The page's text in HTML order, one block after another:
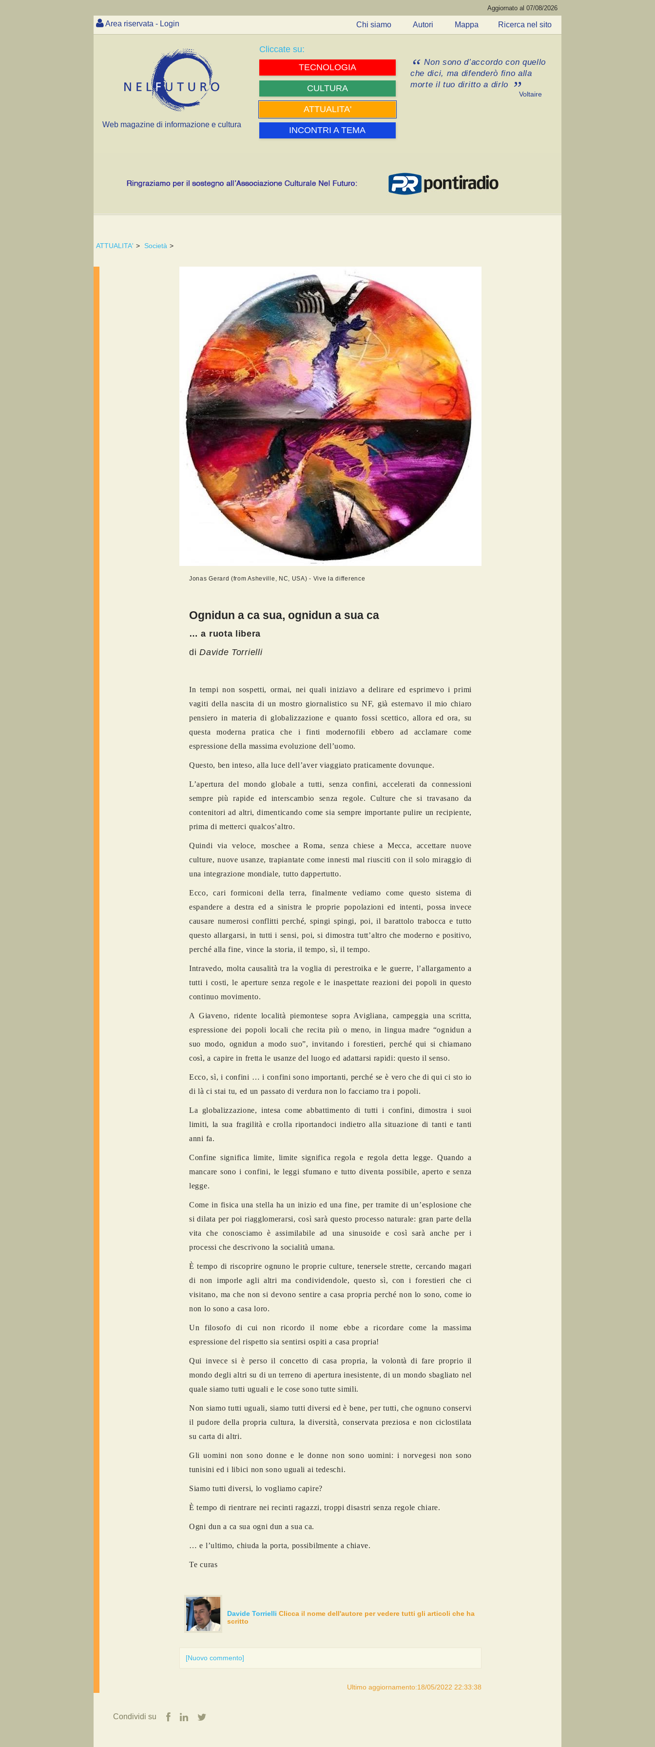
Aggiornato al 07/08/2026
Area riservata - Login Chi siamo Autori Mappa Ricerca nel sito
Web magazine di informazione e cultura
Cliccate su:
TECNOLOGIA
CULTURA
ATTUALITA'
INCONTRI A TEMA
Non sono d’accordo con quello
che dici, ma difenderò fino alla
morte il tuo diritto a dirlo
Voltaire
ATTUALITA' > Società >
Jonas Gerard (from Asheville, NC, USA) - Vive la difference
Ognidun a ca sua, ognidun a sua ca
… a ruota libera
diDavide Torrielli
In tempi non sospetti, ormai, nei quali iniziavo a delirare ed esprimevo i primi
vagiti della nascita di un mostro giornalistico su NF, già esternavo il mio chiaro
pensiero in materia di globalizzazione e quanto fossi scettico, allora ed ora, su
questa moderna pratica che i finti modernofili ebbero ad acclamare come
espressione della massima evoluzione dell’uomo.
Questo, ben inteso, alla luce dell’aver viaggiato praticamente dovunque.
L’apertura del mondo globale a tutti, senza confini, accelerati da connessioni
sempre più rapide ed interscambio senza regole. Culture che si travasano da
contenitori ad altri, dimenticando come sia sempre importante pulire un recipiente,
prima di metterci qualcos’altro.
Quindi via veloce, moschee a Roma, senza chiese a Mecca, accettare nuove
culture, nuove usanze, trapiantate come innesti mal riusciti con il solo miraggio di
una integrazione mondiale, tutto dappertutto.
Ecco, cari formiconi della terra, finalmente vediamo come questo sistema di
espandere a destra ed a sinistra le proprie popolazioni ed intenti, possa invece
causare numerosi conflitti perché, spingi spingi, poi, il barattolo trabocca e tutto
questo allargarsi, in tutti i sensi, poi, si dimostra tutt’altro che moderno e positivo,
perché alla fine, vince la storia, il tempo, sì, il tempo.
Intravedo, molta causalità tra la voglia di perestroika e le guerre, l’allargamento a
tutti i costi, le aperture senza regole e le inaspettate reazioni dei popoli in questo
continuo movimento.
A Giaveno, ridente località piemontese sopra Avigliana, campeggia una scritta,
espressione dei popoli locali che recita più o meno, in lingua madre “ognidun a
suo modo, ognidun a modo suo”, invitando i forestieri, perché qui si chiamano
così, a capire in fretta le usanze del luogo ed adattarsi rapidi: questo il senso.
Ecco, sì, i confini … i confini sono importanti, perché se è vero che di qui ci sto io
di là ci stai tu, ed un passato di verdura non lo facciamo tra i popoli.
La globalizzazione, intesa come abbattimento di tutti i confini, dimostra i suoi
limiti, la sua fragilità e crolla riportandoci indietro alla situazione di tanti e tanti
anni fa.
Confine significa limite, limite significa regola e regola detta legge. Quando a
mancare sono i confini, le leggi sfumano e tutto diventa possibile, aperto e senza
legge.
Come in fisica una stella ha un inizio ed una fine, per tramite di un’esplosione che
si dilata per poi riagglomerarsi, così sarà questo processo naturale: gran parte della
vita che conosciamo è assimilabile ad una sinusoide e così sarà anche per i
processi che descrivono la socialità umana.
È tempo di riscoprire ognuno le proprie culture, tenersele strette, cercando magari
di non imporle agli altri ma condividendole, questo sì, con i forestieri che ci
visitano, ma che non si devono sentire a casa propria perché non lo sono, come io
non lo sono a casa loro.
Un filosofo di cui non ricordo il nome ebbe a ricordare come la massima
espressione del rispetto sia sentirsi ospiti a casa propria!
Qui invece si è perso il concetto di casa propria, la volontà di fare proprio il
mondo degli altri su di un terreno di apertura inesistente, di un mondo sbagliato nel
quale siamo tutti uguali e le cose sono tutte simili.
Non siamo tutti uguali, siamo tutti diversi ed è bene, per tutti, che ognuno conservi
il pudore della propria cultura, la diversità, conservata preziosa e non ciclostilata
su carta di altri.
Gli uomini non sono donne e le donne non sono uomini: i norvegesi non sono
tunisini ed i libici non sono uguali ai tedeschi.
Siamo tutti diversi, lo vogliamo capire?
È tempo di rientrare nei recinti ragazzi, troppi disastri senza regole chiare.
Ogni dun a ca sua ogni dun a sua ca.
… e l’ultimo, chiuda la porta, possibilmente a chiave.
Te curas
Davide Torrielli Clicca il nome dell'autore per vedere tutti gli articoli che ha
scritto
[Nuovo commento]
Ultimo aggiornamento:18/05/2022 22:33:38
Condividi su